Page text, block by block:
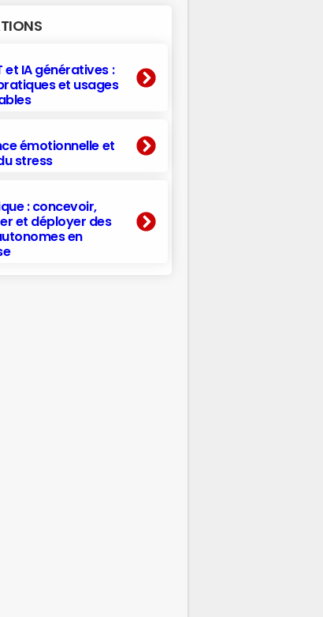
et IA génératives :
et usages
émotionnelle et
stress
: concevoir,
et déployer des
en